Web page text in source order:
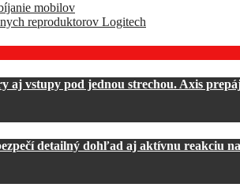
mobilov
reproduktorov Logitech
vstupy pod jednou strechou. Axis
detailný dohľad aj aktívnu reakciu